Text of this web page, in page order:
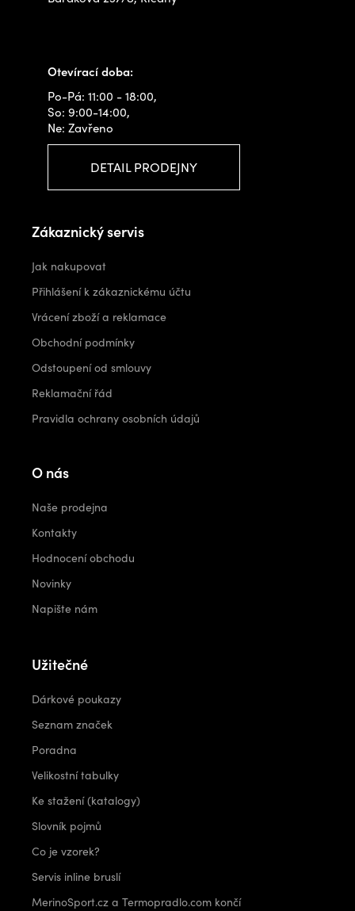
Otevírací doba:
Po-Pá: 11:00 - 18:00,
So: 9:00-14:00,
Ne: Zavřeno
DETAIL PRODEJNY
Zákaznický servis
Jak nakupovat
Přihlášení k zákaznickému účtu
Vrácení zboží a reklamace
Obchodní podmínky
Odstoupení od smlouvy
Reklamační řád
Pravidla ochrany osobních údajů
O nás
Naše prodejna
Kontakty
Hodnocení obchodu
Novinky
Napište nám
Užitečné
Dárkové poukazy
Seznam značek
Poradna
Velikostní tabulky
Ke stažení (katalogy)
Slovník pojmů
Co je vzorek?
Servis inline bruslí
MerinoSport.cz a Termopradlo.com končí